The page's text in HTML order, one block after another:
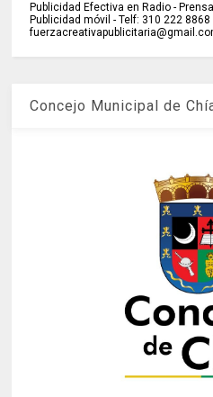
Publicidad Efectiva en Radio -
Publicidad móvil - Telf: 310 222 8868
Concejo Municipal de